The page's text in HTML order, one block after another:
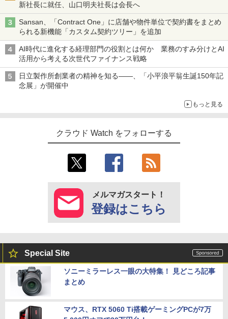
新社長に就任、山口明夫社長は会長へ
Sansan、「Contract One」に店舗や物件単位で契約書をまとめ
られる新機能「カスタム契約ツリー」を追加
AI時代に進化する経理部門の役割とは何か 業務のすみ分けとAI
活用から考える次世代ファイナンス戦略
日立製作所創業者の精神を知る――、「小平浪平翁生誕150年記
念展」が開催中
もっと見る
クラウド Watch をフォローする
メルマガスタート！
登録はこちら
Special Site
ソニーミラーレス一眼の大特集！ 見どころ記事
まとめ
マウス、RTX 5060 Ti搭載ゲーミングPCが7万